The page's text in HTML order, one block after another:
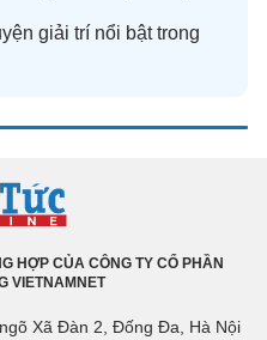
giải trí nổi bật trong
HỢP CỦA CÔNG TY CỔ PHẦN
VIETNAMNET
Xã Đàn 2, Đống Đa, Hà Nội